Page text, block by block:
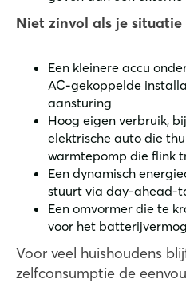
Niet zinvol als je
Een kleinere accu
AC-gekoppelde
aansturing
Hoog eigen verbruik,
elektrische auto die
warmtepomp die flink
Een dynamisch
stuurt via day-ahead-
Een omvormer die te
voor het
Voor veel huishoudens
zelfconsumptie de